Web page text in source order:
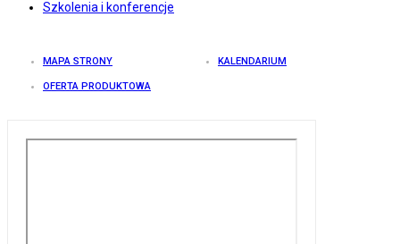
Szkolenia i konferencje
MAPA STRONY KALENDARIUM
OFERTA PRODUKTOWA